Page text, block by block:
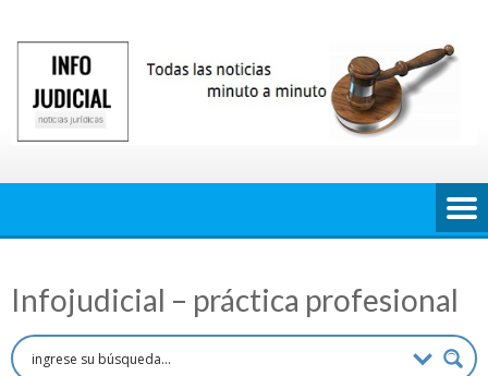
contenido
Infojudicial – práctica profesional